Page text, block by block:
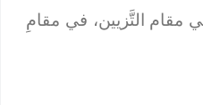
مقام التَّزيين، في مقامِ